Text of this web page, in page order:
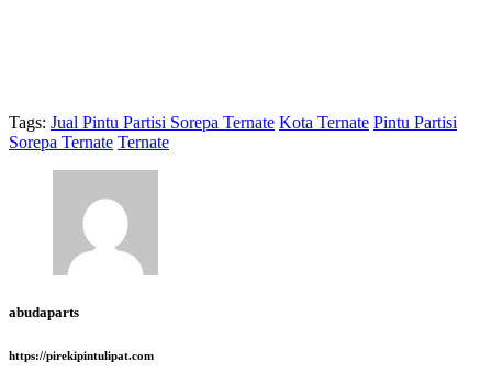
Tags: Jual Pintu Partisi Sorepa Ternate Kota Ternate Pintu Partisi
Sorepa Ternate Ternate
abudaparts
https://pirekipintulipat.com